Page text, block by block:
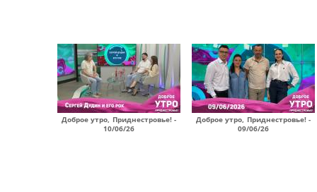
Доброе утро, Приднестровье! -
10/06/26
Доброе утро, Приднестровье! -
09/06/26